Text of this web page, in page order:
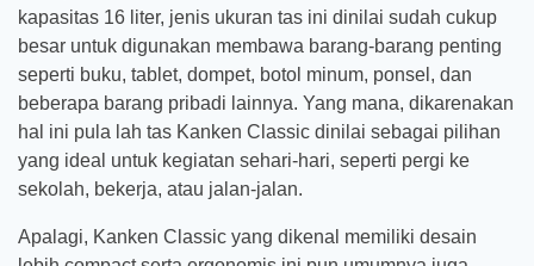
kapasitas 16 liter, jenis ukuran tas ini dinilai sudah cukup
besar untuk digunakan membawa barang-barang penting
seperti buku, tablet, dompet, botol minum, ponsel, dan
beberapa barang pribadi lainnya. Yang mana, dikarenakan
hal ini pula lah tas Kanken Classic dinilai sebagai pilihan
yang ideal untuk kegiatan sehari-hari, seperti pergi ke
sekolah, bekerja, atau jalan-jalan.
Apalagi, Kanken Classic yang dikenal memiliki desain